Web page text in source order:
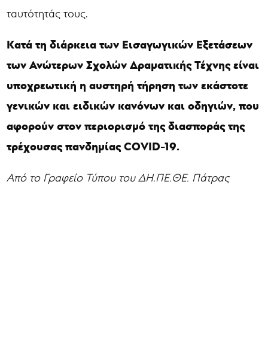
ταυτότητάς τους.
Κατά τη διάρκεια των Εισαγωγικών Εξετάσεων
των Ανώτερων Σχολών Δραματικής Τέχνης είναι
υποχρεωτική η αυστηρή τήρηση των εκάστοτε
γενικών και ειδικών κανόνων και οδηγιών, που
αφορούν στον περιορισμό της διασποράς της
τρέχουσας πανδημίας COVID-19.
Από το Γραφείο Τύπου του ΔΗ.ΠΕ.ΘΕ. Πάτρας